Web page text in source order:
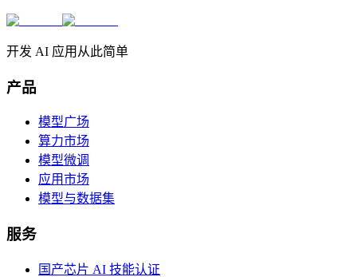
开发 AI 应用从此简单
产品
模型广场
算力市场
模型微调
应用市场
模型与数据集
服务
国产芯片 AI 技能认证